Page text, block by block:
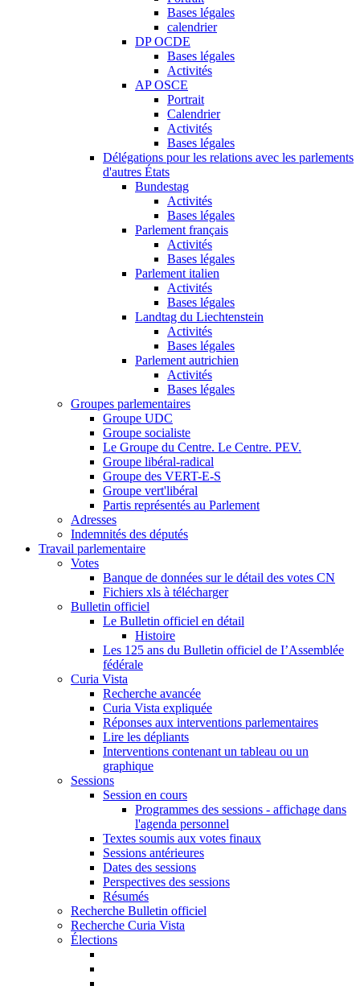
Bases légales
calendrier
DP OCDE
Bases légales
Activités
AP OSCE
Portrait
Calendrier
Activités
Bases légales
Délégations pour les relations avec les parlements
d'autres États
Bundestag
Activités
Bases légales
Parlement français
Activités
Bases légales
Parlement italien
Activités
Bases légales
Landtag du Liechtenstein
Activités
Bases légales
Parlement autrichien
Activités
Bases légales
Groupes parlementaires
Groupe UDC
Groupe socialiste
Le Groupe du Centre. Le Centre. PEV.
Groupe libéral-radical
Groupe des VERT-E-S
Groupe vert'libéral
Partis représentés au Parlement
Adresses
Indemnités des députés
Travail parlementaire
Votes
Banque de données sur le détail des votes CN
Fichiers xls à télécharger
Bulletin officiel
Le Bulletin officiel en détail
Histoire
Les 125 ans du Bulletin officiel de I’Assemblée
fédérale
Curia Vista
Recherche avancée
Curia Vista expliquée
Réponses aux interventions parlementaires
Lire les dépliants
Interventions contenant un tableau ou un
graphique
Sessions
Session en cours
Programmes des sessions - affichage dans
l'agenda personnel
Textes soumis aux votes finaux
Sessions antérieures
Dates des sessions
Perspectives des sessions
Résumés
Recherche Bulletin officiel
Recherche Curia Vista
Élections